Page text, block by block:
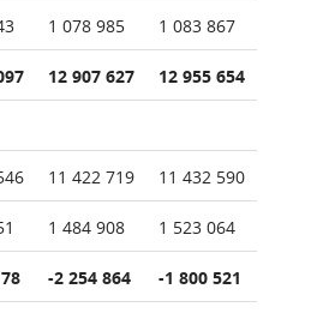
1 078 985 1 083 867
12 907 627 12 955 654
11 422 719 11 432 590
1 484 908 1 523 064
-2 254 864 -1 800 521